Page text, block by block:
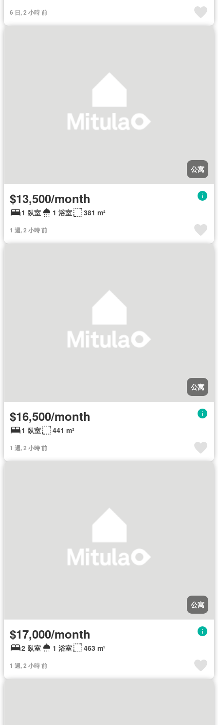
6 日, 2 小時 前
公寓
$13,500/month
1 臥室 1 浴室 381 m²
1 週, 2 小時 前
公寓
$16,500/month
1 臥室 441 m²
1 週, 2 小時 前
公寓
$17,000/month
2 臥室 1 浴室 463 m²
1 週, 2 小時 前